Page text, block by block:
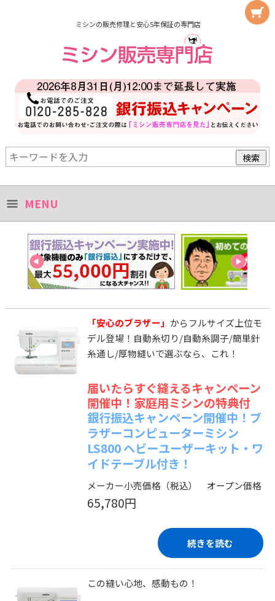
ミシンの販売修理と安心5年保証の専門店
「安心のブラザー」 からフルサイズ上位モ
デル登場！自動糸切り/自動糸調子/簡単針
糸通し/厚物縫いで選ぶなら、これ！
届いたらすぐ縫えるキャンペーン
開催中！家庭用ミシンの特典付
銀行振込キャンペーン開催中！ブ
ラザーコンピューターミシン
LS800 ヘビーユーザーキット・ワ
イドテーブル付き！
メーカー小売価格（税込） オープン価格
65,780円
続きを読む
この縫い心地、感動もの！